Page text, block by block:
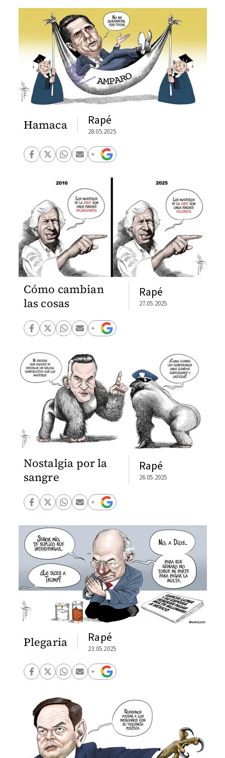
Hamaca Rapé
28.05.2025
Cómo cambian
las cosas
Rapé
27.05.2025
Nostalgia por la
sangre
Rapé
26.05.2025
Plegaria Rapé
23.05.2025